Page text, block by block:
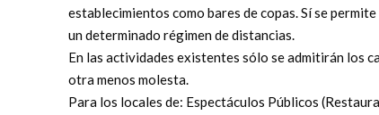
establecimientos como bares de copas. Sí se
un determinado régimen de distancias.
En las actividades existentes sólo se admitirán los
otra menos molesta.
Para los locales de: Espectáculos Públicos